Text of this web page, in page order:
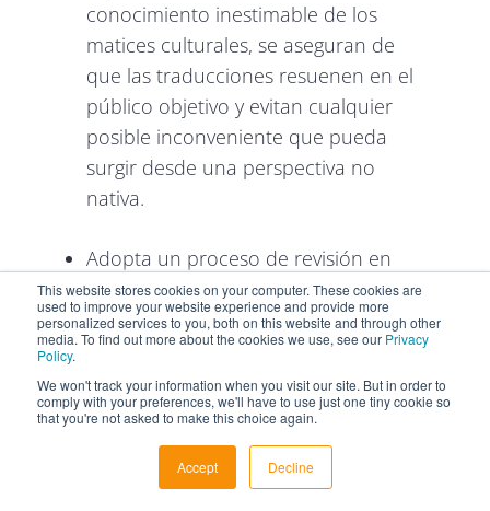
This website stores cookies on your computer. These cookies are
used to improve your website experience and provide more
personalized services to you, both on this website and through other
media. To find out more about the cookies we use, see our Privacy
Policy.
We won't track your information when you visit our site. But in order to
comply with your preferences, we'll have to use just one tiny cookie so
that you're not asked to make this choice again.
Accept Decline
conocimiento inestimable de los
matices culturales, se aseguran de
que las traducciones resuenen en el
público objetivo y evitan cualquier
posible inconveniente que pueda
surgir desde una perspectiva no
nativa.
Adopta un proceso de revisión en
varias fases: implementar varias
rondas de revisión (traducción,
edición y corrección) crea una red de
seguridad que detecta errores y
mejora la calidad en cada paso. Es
como hacer que varios chefs prueben
un plato antes de que salga de la